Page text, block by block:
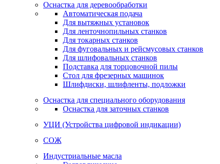
Оснастка для деревообработки
Автоматическая подача
Для вытяжных установок
Для ленточнопильных станков
Для токарных станков
Для фуговальных и рейсмусовых станков
Для шлифовальных станков
Подставка для торцовочной пилы
Стол для фрезерных машинок
Шлифдиски, шлифленты, подложки
Оснастка для специального оборудования
Оснастка для заточных станков
УЦИ (Устройства цифровой индикации)
СОЖ
Индустриальные масла